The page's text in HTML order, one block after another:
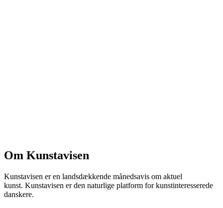
Om Kunstavisen
Kunstavisen er en landsdækkende månedsavis om aktuel
kunst. Kunstavisen er den naturlige platform for kunstinteresserede
danskere.